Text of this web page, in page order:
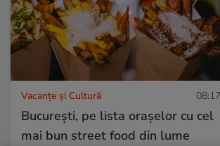
Vacanțe și Cultură 08:17
București, pe lista orașelor cu cel
mai bun street food din lume